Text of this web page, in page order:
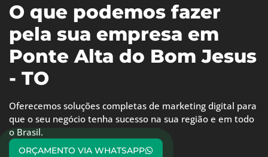
O que podemos fazer
pela sua empresa em
Ponte Alta do Bom Jesus
- TO
Oferecemos soluções completas de marketing digital para
que o seu negócio tenha sucesso na sua região e em todo
o Brasil.
ORÇAMENTO VIA WHATSAPP